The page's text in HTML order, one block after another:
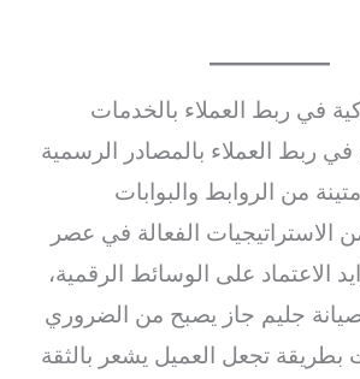
في ربط العملاء بالخدمات
ربط العملاء بالمصادر الرسمية
من الروابط والبوابات
الاستراتيجيات الفعالة في عصر
الاعتماد على الوسائط الرقمية،
جليم جاز يصبح من الضروري
بطريقة تجعل العميل يشعر بالثقة